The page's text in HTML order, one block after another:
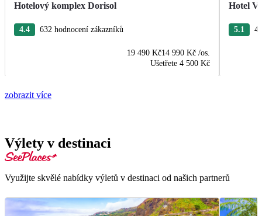
Hotelový komplex Dorisol
4.4 632 hodnocení zákazníků
19 490 Kč14 990 Kč /os.
Ušetřete 4 500 Kč
Hotel
5.1
zobrazit více
Výlety v destinaci
Využijte skvělé nabídky výletů v destinaci od našich partnerů